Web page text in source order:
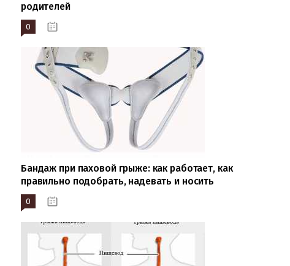
родителей
0
Бандаж при паховой грыже: как работает, как
правильно подобрать, надевать и носить
0